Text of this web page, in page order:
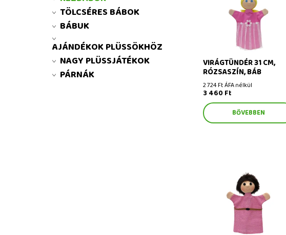
VIRÁGTÜNDÉR 31 CM,
RÓZSASZÍN, BÁB
2 724 Ft ÁFA nélkül
3 460 Ft
BŐVEBBEN
Anya 27 cm, babakollekció L
TÖLCSÉRES BÁBOK
BÁBUK
AJÁNDÉKOK PLÜSSÖKHÖZ
NAGY PLÜSSJÁTÉKOK
PÁRNÁK